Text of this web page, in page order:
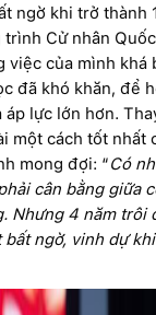
ngờ khi trở thành
Cử nhân Quốc
việc của mình khá
đã khó khăn, để
áp lực lớn hơn.
một cách tốt nhất
mong đợi: “Có
cân bằng giữa
Nhưng 4 năm trôi
bất ngờ, vinh dự